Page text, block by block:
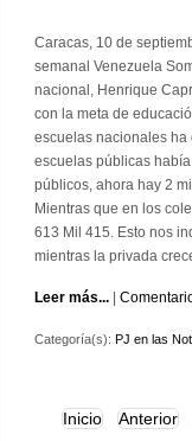
Caracas, 10 de
semanal Venezuela
nacional, Henrique
con la meta de
escuelas nacionales ha
escuelas públicas
públicos, ahora hay 2
Mientras que en los
613 Mil 415. Esto nos
mientras la privada
Leer más...
Categoría(s): PJ en las
Inicio Anterior